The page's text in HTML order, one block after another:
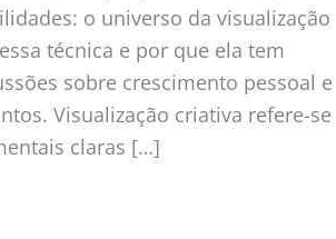
o universo da visualização
técnica e por que ela tem
sobre crescimento pessoal e
Visualização criativa refere-se
claras […]